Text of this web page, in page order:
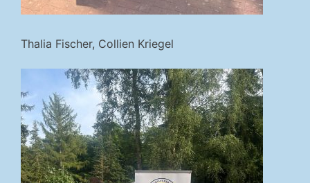
Thalia Fischer, Collien Kriegel